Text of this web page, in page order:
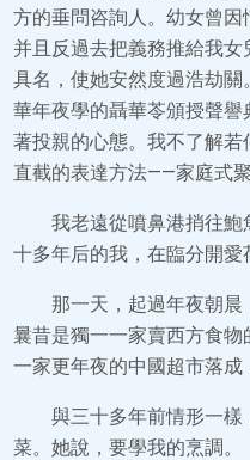
方的垂問咨詢人。幼女曾因
并且反過去把義務推給我
具名，使她安然度過浩劫
華年夜學的聶華苓頒授聲
著投親的心態。我不了解
直截的表達方法——家庭式聚
我老遠從噴鼻港捎往
十多年后的我，在臨分開愛
那一天，起過年夜朝
曩昔是獨一一家賣西方食
一家更年夜的中國超市落成
與三十多年前情形一
菜。她說，要學我的烹調。